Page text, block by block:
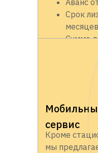
Аванс
Срок
месяцев
Сумма
сервис
Кроме
мы